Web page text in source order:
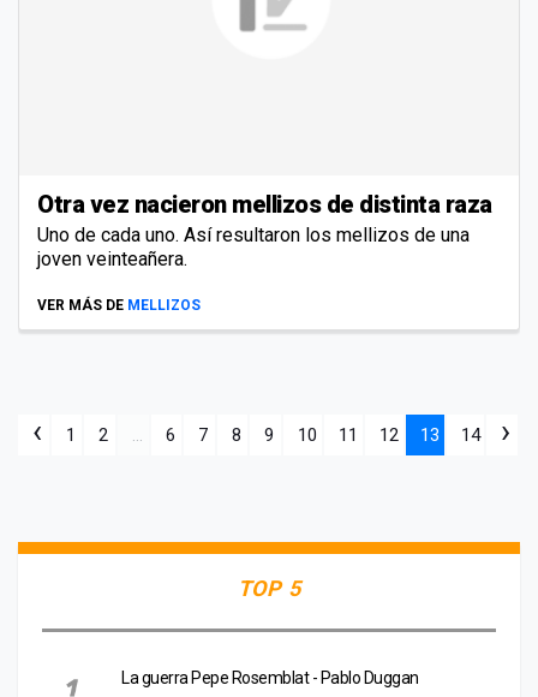
Otra vez nacieron mellizos de distinta raza
Uno de cada uno. Así resultaron los mellizos de una
joven veinteañera.
VER MÁS DE MELLIZOS
‹ 1 2 ... 6 7 8 9 10 11 12 13 14 ›
TOP 5
La guerra Pepe Rosemblat - Pablo Duggan